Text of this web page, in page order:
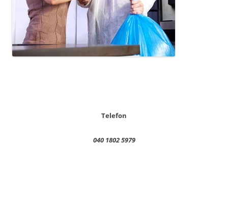
Telefon
040 1802 5979